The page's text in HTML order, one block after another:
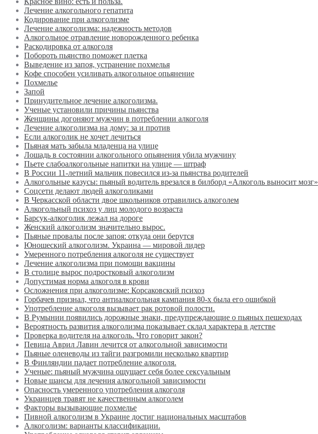
Лечение алкогольного гепатита
Кодирование при алкоголизме
Лечение алкоголизма: надежность методов
Алкогольное отравление новорожденного ребенка
Раскодировка от алкоголя
Побороть пьянство поможет плетка
Выведение из запоя, устранение похмелья
Кофе способен усиливать алкогольное опьянение
Похмелье
Запой
Принудительное лечение алкоголизма.
Ученые установили причины пьянства
Женщины догоняют мужчин в потреблении алкоголя
Лечение алкоголизма на дому: за и против
Если алкоголик не хочет лечиться
Пьяная мать забыла младенца на улице
Лошадь в состоянии алкогольного опьянения убила мужчину
Пьете слабоалкогольные напитки на улице — штраф
В России 11-летний мальчик повесился из-за пьянства родителей
Алкогольные казусы: пьяный водитель врезался в билборд «Алкоголь выносит мозг»
Соцсети делают людей алкоголиками
В Черкасской области двое школьников отравились алкоголем
Алкогольный психоз у лиц молодого возраста
Барсук-алкоголик лежал на дороге
Женский алкоголизм значительно вырос.
Пьяные провалы после запоя: откуда они берутся
Юношеский алкоголизм. Украина — мировой лидер
Умеренного потребления алкоголя не существует
Лечение алкоголизма при помощи вакцины
В столице вырос подростковый алкоголизм
Допустимая норма алкоголя в крови
Осложнения при алкоголизме: Корсаковский психоз
Горбачев признал, что антиалкогольная кампания 80-х была его ошибкой
Употребление алкоголя вызывает рак ротовой полости.
В Румынии появились дорожные знаки, предупреждающие о пьяных пешеходах
Вероятность развития алкоголизма показывает склад характера в детстве
Проверка водителя на алкоголь. Что говорит закон?
Певица Аврил Лавин лечится от алкогольной зависимости
Пьяные оленеводы из тайги разгромили несколько квартир
В Финляндии падает потребление алкоголя.
Ученые: пьяный мужчина ощущает себя более сексуальным
Новые шансы для лечения алкогольной зависимости
Опасность умеренного употребления алкоголя
Украинцев травят не качественным алкоголем
Факторы вызывающие похмелье
Пивной алкоголизм в Украине достиг национальных масштабов
Алкоголизм: варианты классификации.